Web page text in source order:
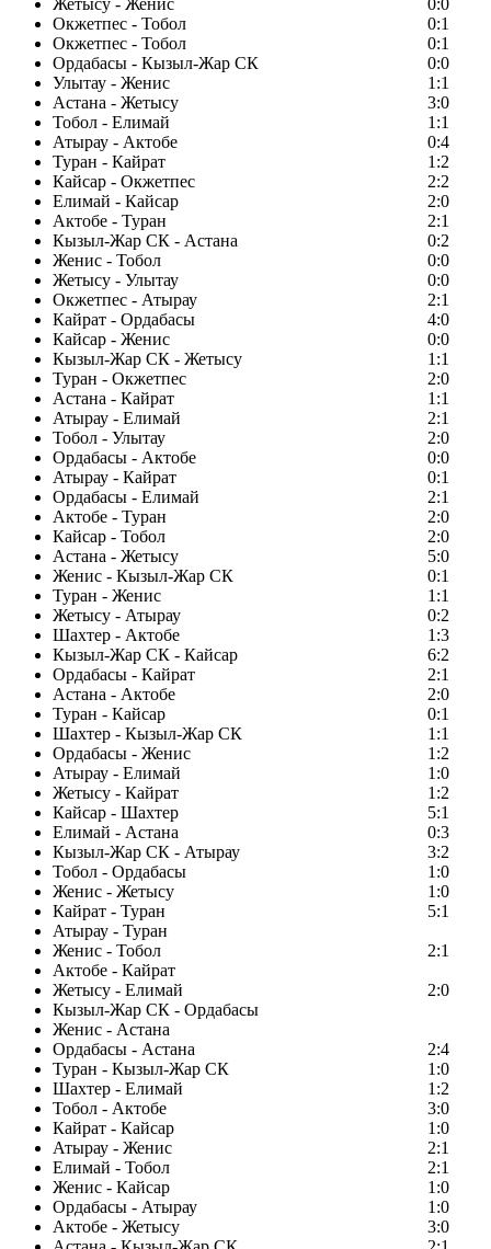
Окжетпес - Тобол
0:1
Окжетпес - Тобол
0:1
Ордабасы - Кызыл-Жар СК
0:0
Улытау - Женис
1:1
Астана - Жетысу
3:0
Тобол - Елимай
1:1
Атырау - Актобе
0:4
Туран - Кайрат
1:2
Кайсар - Окжетпес
2:2
Елимай - Кайсар
2:0
Актобе - Туран
2:1
Кызыл-Жар СК - Астана
0:2
Женис - Тобол
0:0
Жетысу - Улытау
0:0
Окжетпес - Атырау
2:1
Кайрат - Ордабасы
4:0
Кайсар - Женис
0:0
Кызыл-Жар СК - Жетысу
1:1
Туран - Окжетпес
2:0
Астана - Кайрат
1:1
Атырау - Елимай
2:1
Тобол - Улытау
2:0
Ордабасы - Актобе
0:0
Атырау - Кайрат
0:1
Ордабасы - Елимай
2:1
Актобе - Туран
2:0
Кайсар - Тобол
2:0
Астана - Жетысу
5:0
Женис - Кызыл-Жар СК
0:1
Туран - Женис
1:1
Жетысу - Атырау
0:2
Шахтер - Актобе
1:3
Кызыл-Жар СК - Кайсар
6:2
Ордабасы - Кайрат
2:1
Астана - Актобе
2:0
Туран - Кайсар
0:1
Шахтер - Кызыл-Жар СК
1:1
Ордабасы - Женис
1:2
Атырау - Елимай
1:0
Жетысу - Кайрат
1:2
Кайсар - Шахтер
5:1
Елимай - Астана
0:3
Кызыл-Жар СК - Атырау
3:2
Тобол - Ордабасы
1:0
Женис - Жетысу
1:0
Кайрат - Туран
5:1
Атырау - Туран
Женис - Тобол
2:1
Актобе - Кайрат
Жетысу - Елимай
2:0
Кызыл-Жар СК - Ордабасы
Женис - Астана
Ордабасы - Астана
2:4
Туран - Кызыл-Жар СК
1:0
Шахтер - Елимай
1:2
Тобол - Актобе
3:0
Кайрат - Кайсар
1:0
Атырау - Женис
2:1
Елимай - Тобол
2:1
Женис - Кайсар
1:0
Ордабасы - Атырау
1:0
Актобе - Жетысу
3:0